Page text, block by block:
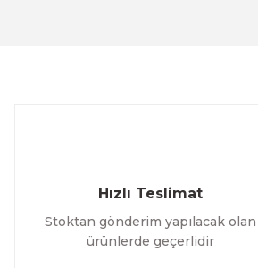
Hızlı Teslimat
Stoktan gönderim yapılacak olan
ürünlerde geçerlidir